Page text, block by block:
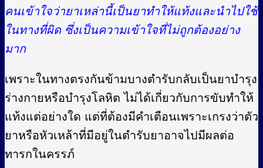
คนเข้าใจว่ายาเหล่านี้เป็นยาทำให้แท้งและนำไปใช้
ในทางที่ผิด ซึ่งเป็นความเข้าใจที่ไม่ถูกต้องอย่าง
มาก
เพราะในทางตรงกันข้ามบางตำรับกลับเป็นยาบำรุง
ร่างกายหรือบำรุงโลหิต ไม่ได้เกี่ยวกับการขับทำให้
แท้งแต่อย่างใด แต่ที่ต้องมีคำเตือนเพราะเกรงว่าตัว
ยาหรือหัวเหล้าที่มีอยู่ในตำรับยาอาจไปมีผลต่อ
ทารกในครรภ์